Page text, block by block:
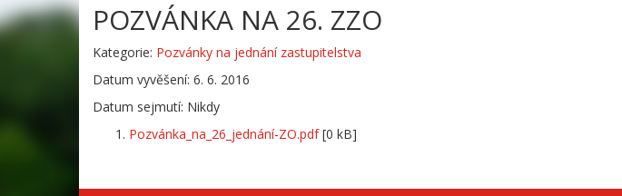
POZVÁNKA NA 26. ZZO
Kategorie: Pozvánky na jednání zastupitelstva
Datum vyvěšení: 6. 6. 2016
Datum sejmutí: Nikdy
Pozvánka_na_26_jednání-ZO.pdf[0 kB]